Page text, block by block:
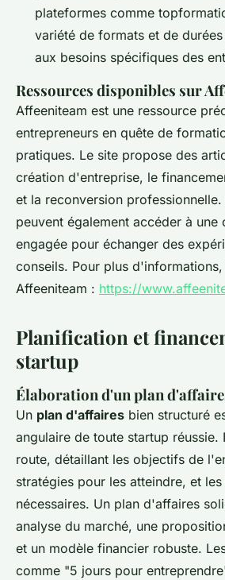
plateformes comme
variété de formats et de
aux besoins spécifiques des
Ressources disponibles sur
Affeeniteam est une ressource
entrepreneurs en quête de
pratiques. Le site propose des
création d'entreprise, le
et la reconversion professionnelle.
peuvent également accéder à une
engagée pour échanger des
conseils. Pour plus
Affeeniteam : https://
Planification et
startup
Élaboration d'un plan
Un plan d'affaires bien structuré
angulaire de toute startup réussie.
route, détaillant les objectifs de
stratégies pour les atteindre, et
nécessaires. Un plan d'affaires
analyse du marché, une
et un modèle financier robuste.
comme "5 jours pour